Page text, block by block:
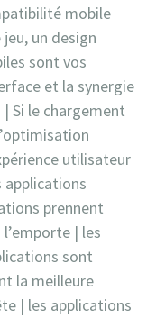
mobile
un design
sont vos
et la synergie
Si le chargement
utilisateur
applications
prennent
| les
sont
la meilleure
| les applications